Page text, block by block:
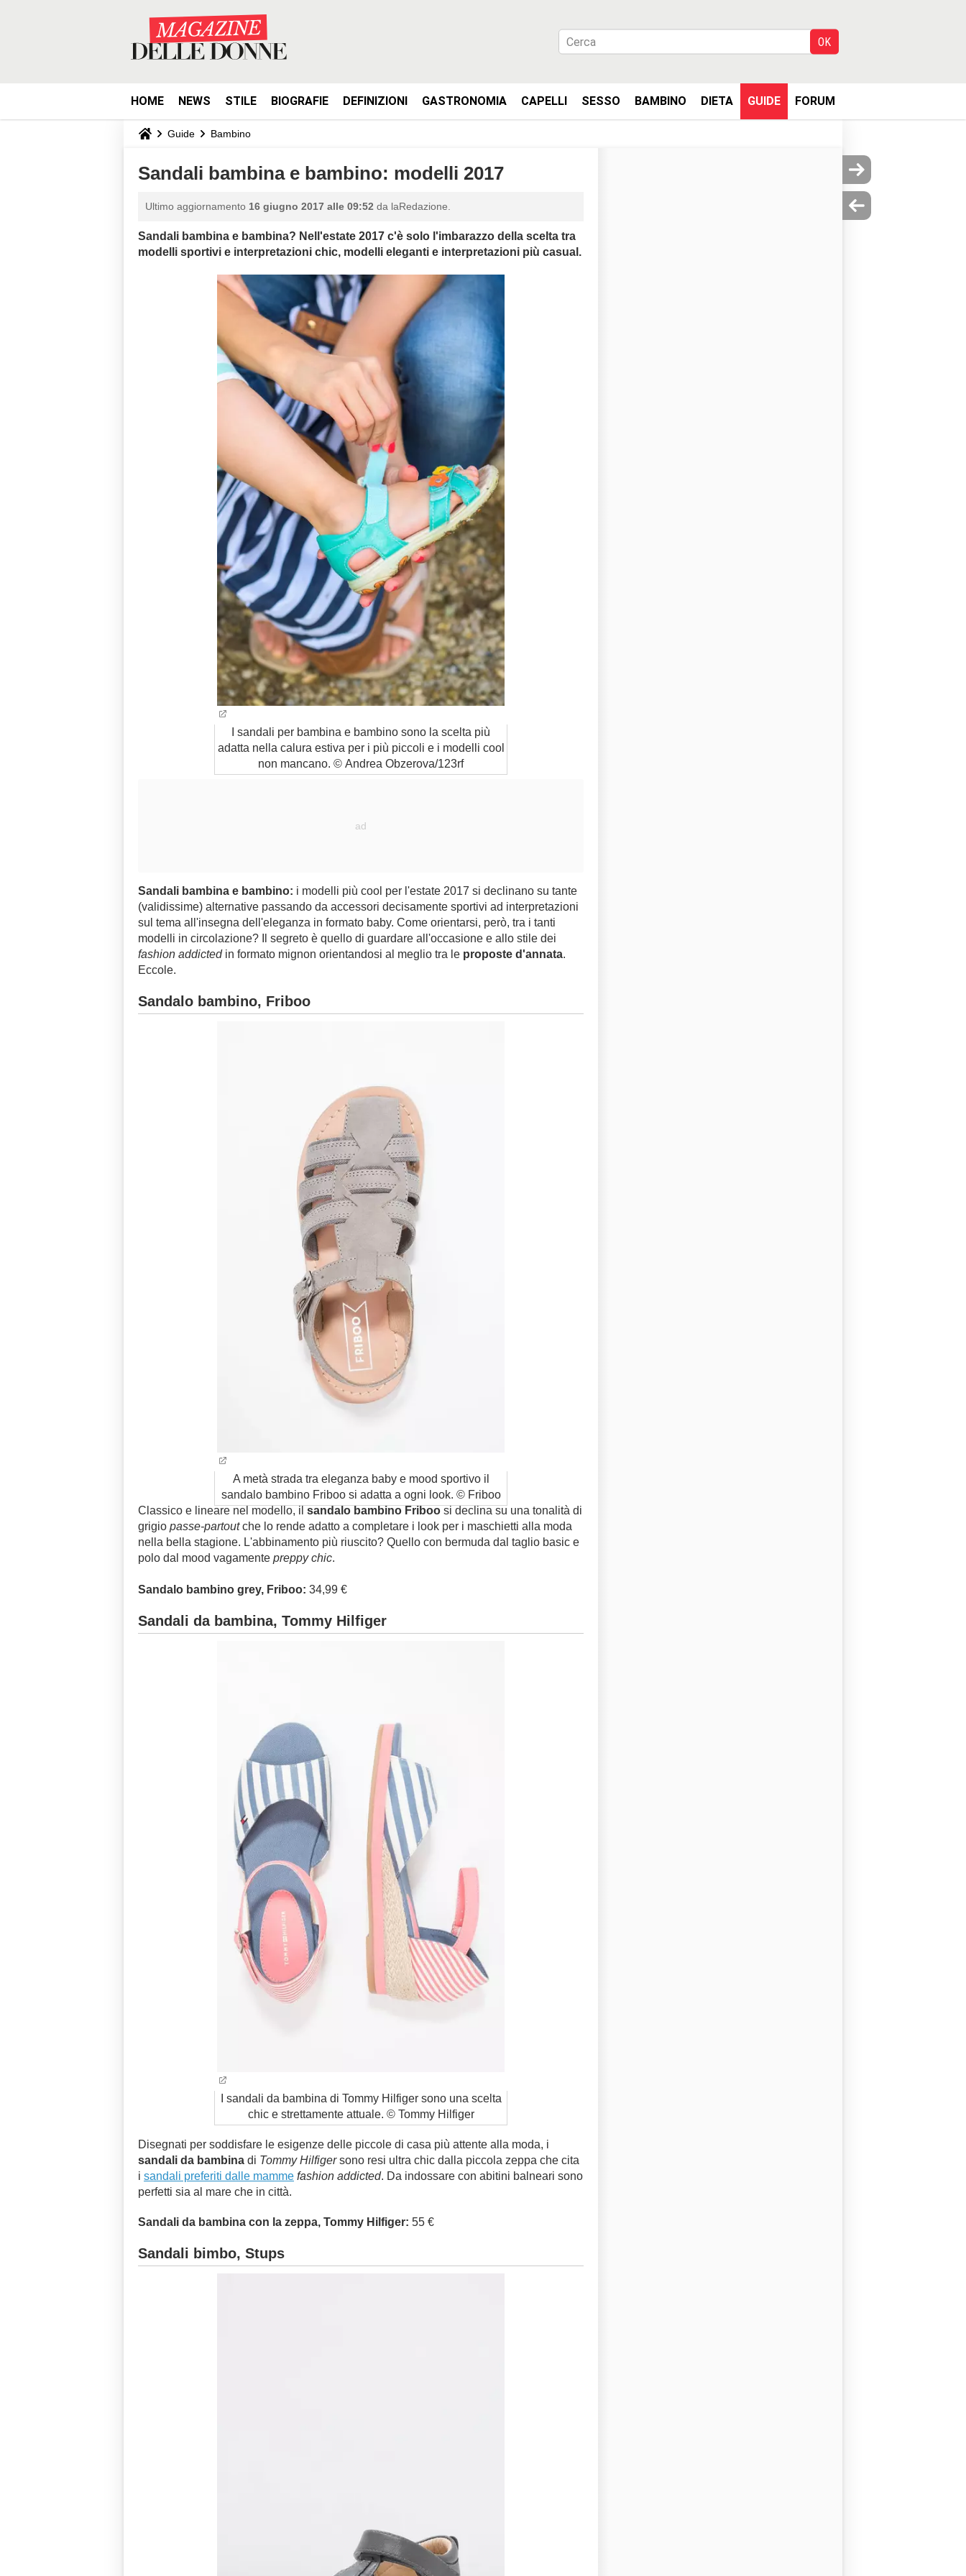
HOME NEWS STILE BIOGRAFIE DEFINIZIONI GASTRONOMIA CAPELLI SESSO BAMBINO DIETA GUIDE FORUM
Guide Bambino
Sandali bambina e bambino: modelli 2017
Ultimo aggiornamento 16 giugno 2017 alle 09:52 da laRedazione.
Sandali bambina e bambina? Nell'estate 2017 c'è solo l'imbarazzo della scelta tra
modelli sportivi e interpretazioni chic, modelli eleganti e interpretazioni più casual.
I sandali per bambina e bambino sono la scelta più
adatta nella calura estiva per i più piccoli e i modelli cool
non mancano. © Andrea Obzerova/123rf
Sandali bambina e bambino: i modelli più cool per l'estate 2017 si declinano su tante
(validissime) alternative passando da accessori decisamente sportivi ad interpretazioni
sul tema all'insegna dell'eleganza in formato baby. Come orientarsi, però, tra i tanti
modelli in circolazione? Il segreto è quello di guardare all'occasione e allo stile dei
fashion addictedin formato mignon orientandosi al meglio tra le proposte d'annata.
Eccole.
Sandalo bambino, Friboo
A metà strada tra eleganza baby e mood sportivo il
sandalo bambino Friboo si adatta a ogni look. © Friboo
Classico e lineare nel modello, il sandalo bambino Friboo si declina su una tonalità di
grigio passe-partoutche lo rende adatto a completare i look per i maschietti alla moda
nella bella stagione. L'abbinamento più riuscito? Quello con bermuda dal taglio basic e
polo dal mood vagamente preppy chic.
Sandalo bambino grey, Friboo: 34,99 €
Sandali da bambina, Tommy Hilfiger
I sandali da bambina di Tommy Hilfiger sono una scelta
chic e strettamente attuale. © Tommy Hilfiger
Disegnati per soddisfare le esigenze delle piccole di casa più attente alla moda, i
sandali da bambina di Tommy Hilfigersono resi ultra chic dalla piccola zeppa che cita
i sandali preferiti dalle mamme fashion addicted. Da indossare con abitini balneari sono
perfetti sia al mare che in città.
Sandali da bambina con la zeppa, Tommy Hilfiger: 55 €
Sandali bimbo, Stups